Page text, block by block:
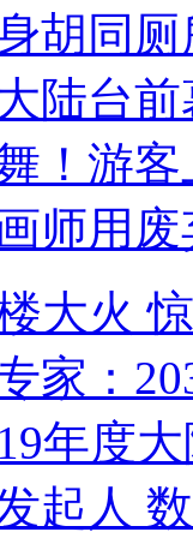
胡同
陆台
！游客
师用
大火
家：
年度
起人